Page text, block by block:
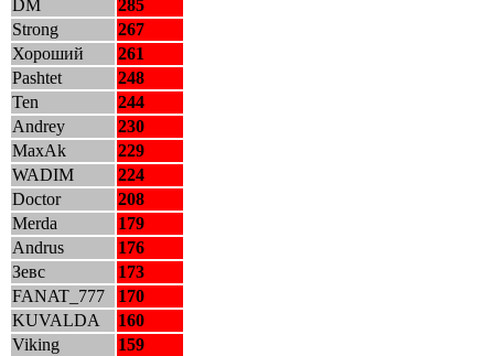
DM
285
Strong
267
Хороший
261
Pashtet
248
Ten
244
Andrey
230
MaxAk
229
WADIM
224
Doctor
208
Merda
179
Andrus
176
Зевс
173
FANAT_777
170
KUVALDA
160
Viking
159